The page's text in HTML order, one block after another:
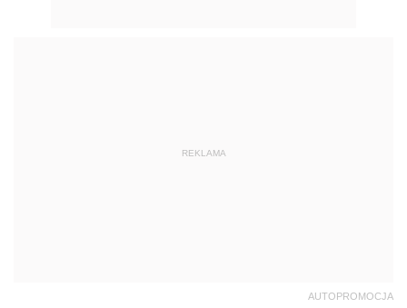
REKLAMA
AUTOPROMOCJA